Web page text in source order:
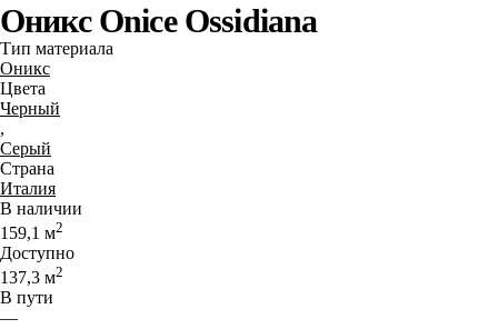
Оникс Onice Ossidiana
Тип материала
Оникс
Цвета
Черный
,
Серый
Страна
Италия
В наличии
159,1 м2
Доступно
137,3 м2
В пути
—